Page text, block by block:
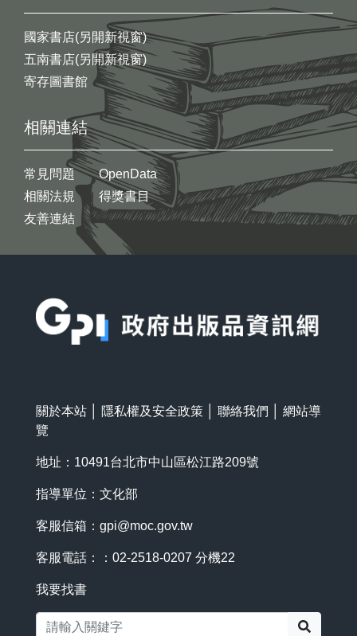
國家書店(另開新視窗)
五南書店(另開新視窗)
寄存圖書館
相關連結
常見問題
相關法規
友善連結
OpenData
得獎書目
關於本站 隱私權及安全政策 聯絡我們
網站導
覽
地址：10491台北市中山區松江路209號
指導單位：文化部
客服信箱： gpi@moc.gov.tw
客服電話：：02-2518-0207 分機22
我要找書